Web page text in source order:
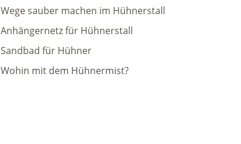
Wege sauber machen im Hühnerstall
Anhängernetz für Hühnerstall
Sandbad für Hühner
Wohin mit dem Hühnermist?